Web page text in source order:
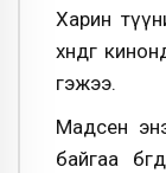
Харин
хөнөөдөг
гэжээ.
Мадсен
байгаа